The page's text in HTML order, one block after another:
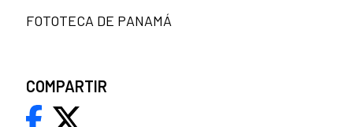
FOTOTECA DE PANAMÁ
COMPARTIR